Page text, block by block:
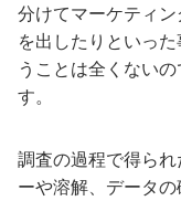
分けてマーケティ
を出したりといっ
うことは全くない
す。
調査の過程で得ら
ーや溶解、データ